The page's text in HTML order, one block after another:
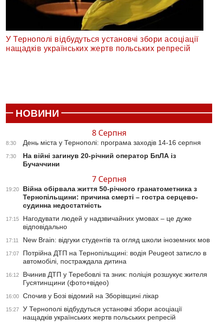
У Тернополі відбудуться установчі збори асоціації
нащадків українських жертв польських репресій
НОВИНИ
8 Серпня
8:30 День міста у Тернополі: програма заходів 14-16 серпня
7:30
На війні загинув 20-річний оператор БпЛА із
Бучаччини
7 Серпня
19:20
Війна обірвала життя 50-річного гранатометника з
Тернопільщини: причина смерті – гостра серцево-
судинна недостатність
17:15
Нагодувати людей у надзвичайних умовах – це дуже
відповідально
17:11 New Brain: відгуки студентів та огляд школи іноземних мов
17:07
Потрійна ДТП на Тернопільщині: водія Peugeot затисло в
автомобілі, постраждала дитина
16:12
Вчинив ДТП у Теребовлі та зник: поліція розшукує жителя
Гусятинщини (фото+відео)
16:00 Спочив у Бозі відомий на Зборівщині лікар
15:27
У Тернополі відбудуться установчі збори асоціації
нащадків українських жертв польських репресій